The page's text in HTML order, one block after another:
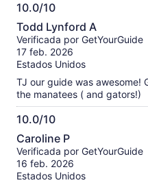
10.0/10
10.0
de
10
Todd Lynford A
Verificada por GetYourGuide
17 feb. 2026
Estados Unidos
TJ our guide was awesome!
the manatees ( and gators!)
10.0/10
10.0
de
10
Caroline P
Verificada por GetYourGuide
16 feb. 2026
Estados Unidos